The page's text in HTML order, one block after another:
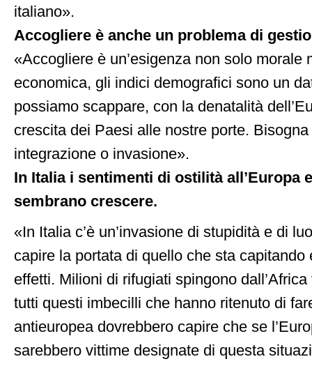
italiano».
Accogliere è anche un problema di
«Accogliere è un’esigenza non solo morale
economica, gli indici demografici sono un
possiamo scappare, con la denatalità
crescita dei Paesi alle nostre porte.
integrazione o invasione».
In Italia i sentimenti di ostilità all’Europa
sembrano crescere.
«In Italia c’è un’invasione di stupidità e di
capire la portata di quello che sta capitando
effetti. Milioni di rifugiati spingono
tutti questi imbecilli che hanno ritenuto di
antieuropea dovrebbero capire che se
sarebbero vittime designate di questa